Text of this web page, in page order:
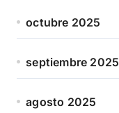
octubre 2025
septiembre 2025
agosto 2025